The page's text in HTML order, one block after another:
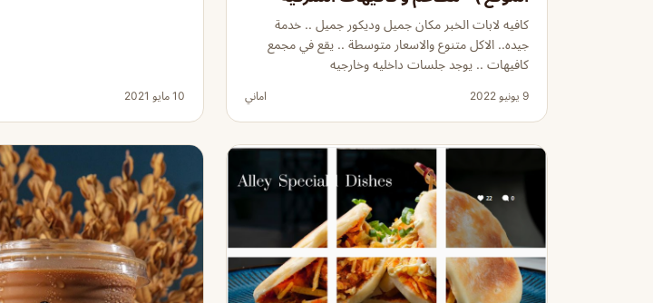
كافيه لابات الخبر مكان جميل وديكور جميل .. خدمة
جيده.. الاكل متنوع والاسعار متوسطة .. يقع في مجمع
كافيهات .. يوجد جلسات داخليه وخارجيه
9 يونيو 2022 اماني 10 مايو 2021